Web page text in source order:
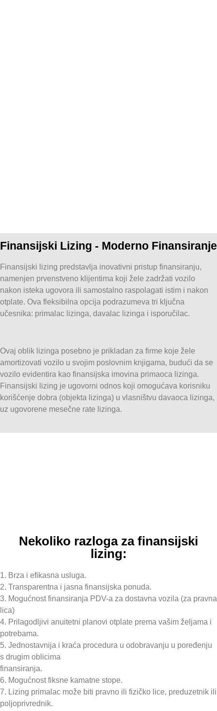
Finansijski Lizing - Moderno Finansiranje
Finansijski lizing predstavlja inovativni pristup finansiranju,
namenjen prvenstveno klijentima koji žele zadržati vozilo
nakon isteka ugovora ili samostalno raspolagati istim i nakon
otplate. Ova fleksibilna opcija podrazumeva tri ključna
učesnika: primalac lizinga, davalac lizinga i isporučilac.
Ovaj oblik lizinga posebno je prikladan za firme koje žele
amortizovati vozilo u svojim poslovnim knjigama, budući da se
vozilo evidentira kao finansijska imovina primaoca lizinga.
Finansijski lizing je ugovorni odnos koji omogućava korisniku
korišćenje dobra (objekta lizinga) u vlasništvu davaoca lizinga,
uz ugovorene mesečne rate lizinga.
Nekoliko razloga za finansijski
lizing:
1. Brza i efikasna usluga.
2. Transparentna i jasna finansijska ponuda.
3. Mogućnost finansiranja PDV-a za dostavna vozila (za pravna
lica)
4. Prilagodljivi anuitetni planovi otplate prema vašim željama i
potrebama.
5. Jednostavnija i kraća procedura u odobravanju u poređenju
s drugim oblicima
finansiranja.
6. Mogućnost fiksne kamatne stope.
7. Lizing primalac može biti pravno ili fizičko lice, preduzetnik ili
poljoprivrednik.